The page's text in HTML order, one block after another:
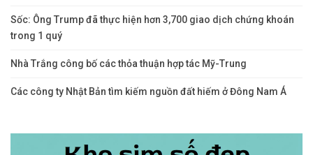
Sốc: Ông Trump đã thực hiện hơn 3,700 giao dịch chứng khoán
trong 1 quý
Nhà Trắng công bố các thỏa thuận hợp tác Mỹ-Trung
Các công ty Nhật Bản tìm kiếm nguồn đất hiếm ở Đông Nam Á